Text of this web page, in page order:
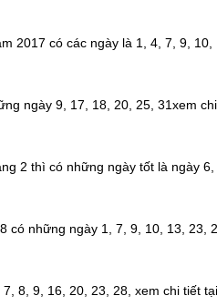
2017 có các ngày là 1, 4, 7, 9,
ngày 9, 17, 18, 20, 25, 31xem
2 thì có những ngày tốt là ngày
những ngày 1, 7, 9, 10, 13, 23,
8, 9, 16, 20, 23, 28, xem chi tiết tại